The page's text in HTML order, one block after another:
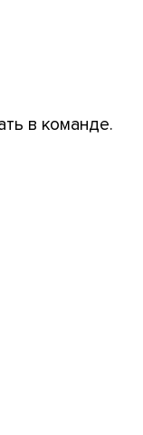
в команде.